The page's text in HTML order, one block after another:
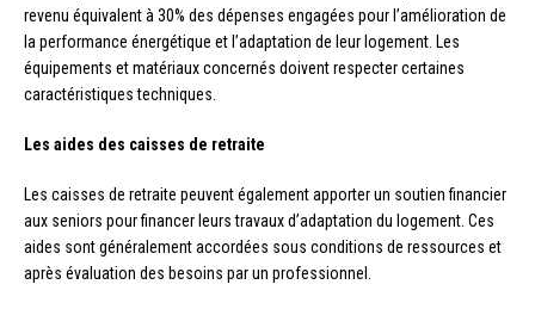
revenu équivalent à 30% des dépenses engagées pour l’amélioration de
la performance énergétique et l’adaptation de leur logement. Les
équipements et matériaux concernés doivent respecter certaines
caractéristiques techniques.
Les aides des caisses de retraite
Les caisses de retraite peuvent également apporter un soutien financier
aux seniors pour financer leurs travaux d’adaptation du logement. Ces
aides sont généralement accordées sous conditions de ressources et
après évaluation des besoins par un professionnel.